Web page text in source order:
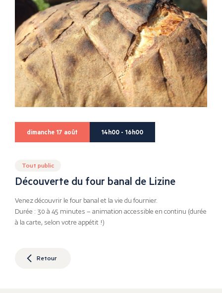
dimanche 17 août 14h00 - 16h00
Tout public
Découverte du four banal de Lizine
Venez découvrir le four banal et la vie du fournier.
Durée : 30 à 45 minutes – animation accessible en continu (durée
à la carte, selon votre appétit !)
Retour